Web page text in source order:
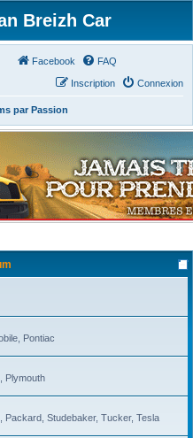
Breizh Car
Facebook FAQ
Connexion
Inscription
par Passion
Pontiac
Plymouth
Packard, Studebaker, Tucker, Tesla